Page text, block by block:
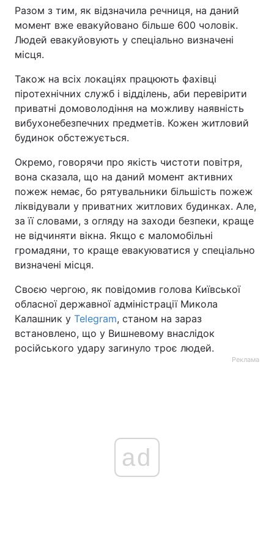
Разом з тим, як відзначила речниця, на даний
момент вже евакуйовано більше 600 чоловік.
Людей евакуйовують у спеціально визначені
місця.
Також на всіх локаціях працюють фахівці
піротехнічних служб і відділень, аби перевірити
приватні домоволодіння на можливу наявність
вибухонебезпечних предметів. Кожен житловий
будинок обстежується.
Окремо, говорячи про якість чистоти повітря,
вона сказала, що на даний момент активних
пожеж немає, бо рятувальники більшість пожеж
ліквідували у приватних житлових будинках. Але,
за її словами, з огляду на заходи безпеки, краще
не відчиняти вікна. Якщо є маломобільні
громадяни, то краще евакуюватися у спеціально
визначені місця.
Своєю чергою, як повідомив голова Київської
обласної державної адміністрації Микола
Калашник у Telegram, станом на зараз
встановлено, що у Вишневому внаслідок
російського удару загинуло троє людей.
Реклама
ad